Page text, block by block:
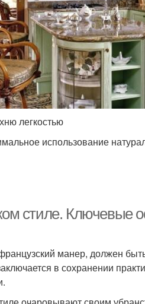
легкостью
использование
стиле. Ключевые
манер, должен
в сохранении